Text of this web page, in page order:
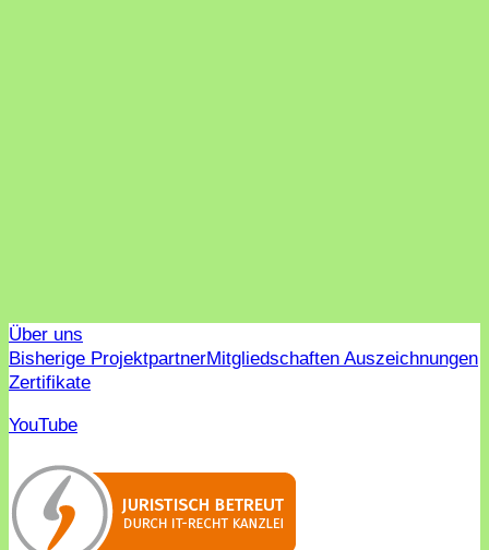
Über uns
Bisherige ProjektpartnerMitgliedschaften Auszeichnungen
Zertifikate
YouTube